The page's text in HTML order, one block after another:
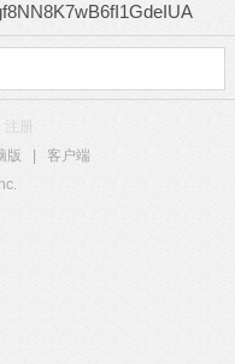
注册
版
客户端